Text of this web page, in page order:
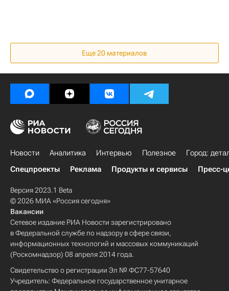
Еще 20 материалов
Новости Аналитика Интервью Полезное
Город:
Спецпроекты
Реклама Продукты и сервисы Пресс-
Версия 2023.1 Beta
© 2026 МИА «Россия сегодня»
Вакансии
Сетевое издание РИА Новости зарегистрировано
в Федеральной службе по надзору в сфере связи,
информационных технологий и массовых коммуникаций
(Роскомнадзор) 08 апреля 2014 года.
Свидетельство о регистрации Эл № ФС77-57640
Учредитель: Федеральное государственное унитарное